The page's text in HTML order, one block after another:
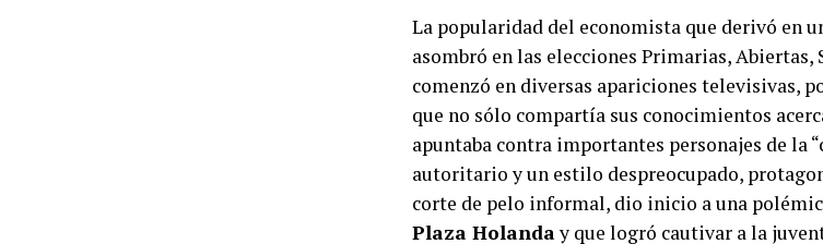
La popularidad del economista que derivó en
asombró en las elecciones Primarias,
comenzó en diversas apariciones televisivas,
que no sólo compartía sus conocimientos
apuntaba contra importantes personajes de la
autoritario y un estilo despreocupado,
corte de pelo informal, dio inicio a una
Plaza Holanday que logró cautivar a la